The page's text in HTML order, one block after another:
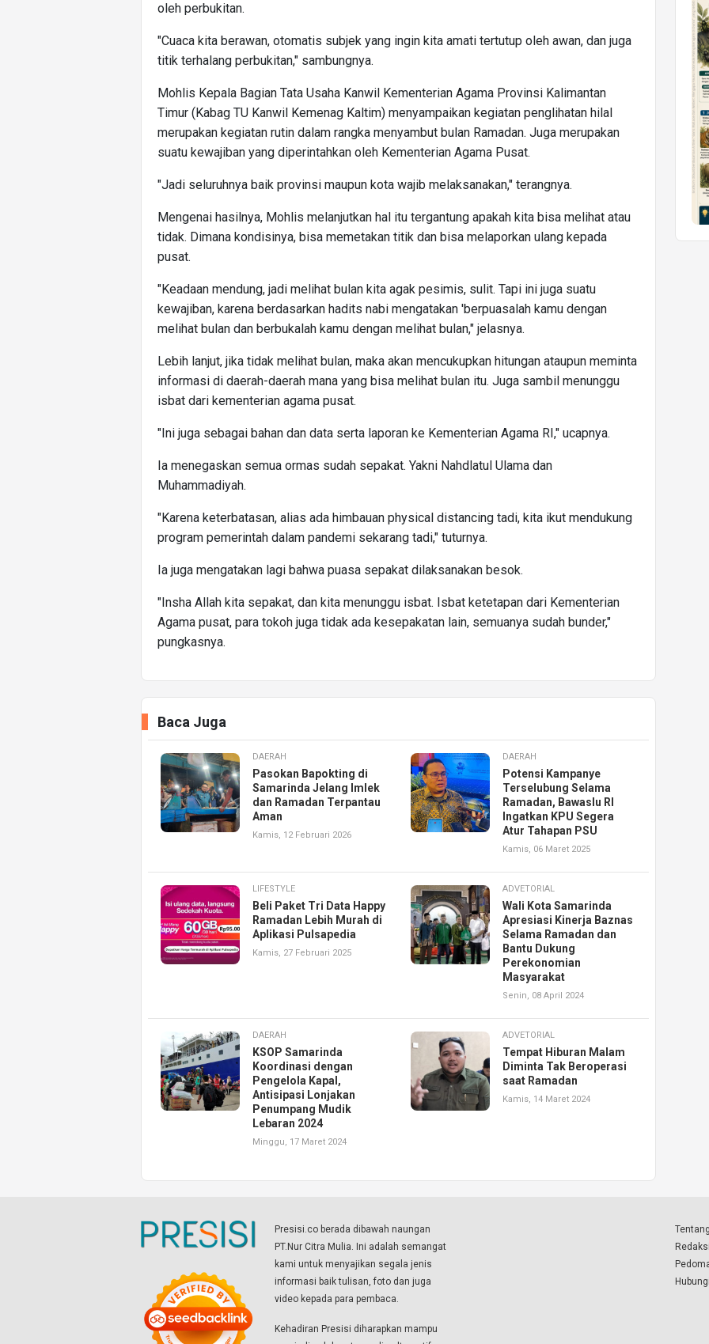
oleh perbukitan.
"Cuaca kita berawan, otomatis subjek yang ingin kita amati tertutup oleh awan, dan juga
titik terhalang perbukitan," sambungnya.
Mohlis Kepala Bagian Tata Usaha Kanwil Kementerian Agama Provinsi Kalimantan
Timur (Kabag TU Kanwil Kemenag Kaltim) menyampaikan kegiatan penglihatan hilal
merupakan kegiatan rutin dalam rangka menyambut bulan Ramadan. Juga merupakan
suatu kewajiban yang diperintahkan oleh Kementerian Agama Pusat.
"Jadi seluruhnya baik provinsi maupun kota wajib melaksanakan," terangnya.
Mengenai hasilnya, Mohlis melanjutkan hal itu tergantung apakah kita bisa melihat atau
tidak. Dimana kondisinya, bisa memetakan titik dan bisa melaporkan ulang kepada
pusat.
"Keadaan mendung, jadi melihat bulan kita agak pesimis, sulit. Tapi ini juga suatu
kewajiban, karena berdasarkan hadits nabi mengatakan 'berpuasalah kamu dengan
melihat bulan dan berbukalah kamu dengan melihat bulan," jelasnya.
Lebih lanjut, jika tidak melihat bulan, maka akan mencukupkan hitungan ataupun meminta
informasi di daerah-daerah mana yang bisa melihat bulan itu. Juga sambil menunggu
isbat dari kementerian agama pusat.
"Ini juga sebagai bahan dan data serta laporan ke Kementerian Agama RI," ucapnya.
Ia menegaskan semua ormas sudah sepakat. Yakni Nahdlatul Ulama dan
Muhammadiyah.
"Karena keterbatasan, alias ada himbauan physical distancing tadi, kita ikut mendukung
program pemerintah dalam pandemi sekarang tadi," tuturnya.
Ia juga mengatakan lagi bahwa puasa sepakat dilaksanakan besok.
"Insha Allah kita sepakat, dan kita menunggu isbat. Isbat ketetapan dari Kementerian
Agama pusat, para tokoh juga tidak ada kesepakatan lain, semuanya sudah bunder,"
pungkasnya.
Baca Juga
DAERAH
Pasokan Bapokting di
Samarinda Jelang Imlek
dan Ramadan Terpantau
Aman
Kamis, 12 Februari 2026
DAERAH
Potensi Kampanye
Terselubung Selama
Ramadan, Bawaslu RI
Ingatkan KPU Segera
Atur Tahapan PSU
Kamis, 06 Maret 2025
LIFESTYLE
Beli Paket Tri Data Happy
Ramadan Lebih Murah di
Aplikasi Pulsapedia
Kamis, 27 Februari 2025
ADVETORIAL
Wali Kota Samarinda
Apresiasi Kinerja Baznas
Selama Ramadan dan
Bantu Dukung
Perekonomian
Masyarakat
Senin, 08 April 2024
DAERAH
KSOP Samarinda
Koordinasi dengan
Pengelola Kapal,
Antisipasi Lonjakan
Penumpang Mudik
Lebaran 2024
Minggu, 17 Maret 2024
ADVETORIAL
Tempat Hiburan Malam
Diminta Tak Beroperasi
saat Ramadan
Kamis, 14 Maret 2024
Presisi.co berada dibawah naungan
PT.Nur Citra Mulia. Ini adalah semangat
kami untuk menyajikan segala jenis
informasi baik tulisan, foto dan juga
video kepada para pembaca.
Kehadiran Presisi diharapkan mampu
Redaksi